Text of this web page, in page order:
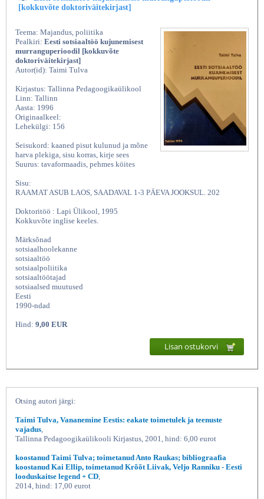
Eesti sotsiaaltöö kujunemisest
murranguperioodil
[kokkuvõte doktoriväitekirjast]
Teema: Majandus, poliitika
Pealkiri: Eesti sotsiaaltöö kujunemisest
murranguperioodil [kokkuvõte
doktoriväitekirjast]
Autor(id): Taimi Tulva
Kirjastus: Tallinna Pedagoogikaülikool
Linn: Tallinn
Aasta: 1996
Originaalkeel:
Lehekülgi: 156
Seisukord: kaaned pisut kulunud ja mõne
harva plekiga, sisu korras, kirje sees
Suurus: tavaformaadis, pehmes köites
Sisu:
RAAMAT ASUB LAOS, SAADAVAL 1-3 PÄEVA JOOKSUL. 202
Doktoritöö : Lapi Ülikool, 1995
Kokkuvõte inglise keeles.
Märksõnad
sotsiaalhoolekanne
sotsiaaltöö
sotsiaalpoliitika
sotsiaaltöötajad
sotsiaalsed muutused
Eesti
1990-ndad
Hind: 9,00 EUR
Lisan ostukorvi
Otsing autori järgi:
Taimi Tulva, Vananemine Eestis: eakate toimetulek ja teenuste
vajadus
Tallinna Pedagoogikaülikooli Kirjastus, 2001, hind: 6,00 eurot
koostanud Taimi Tulva; toimetanud Anto Raukas; bibliograafia
koostanud Kai Ellip, toimetanud Krõõt Liivak, Veljo Ranniku - Eesti
looduskaitse legend + CD
2014, hind: 17,00 eurot